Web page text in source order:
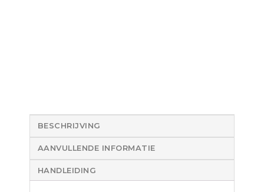
BESCHRIJVING
AANVULLENDE INFORMATIE
HANDLEIDING